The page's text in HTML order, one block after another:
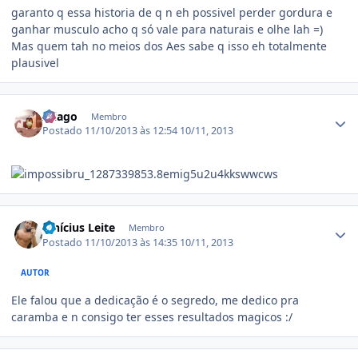
garanto q essa historia de q n eh possivel perder gordura e
ganhar musculo acho q só vale para naturais e olhe lah =)
Mas quem tah no meios dos Aes sabe q isso eh totalmente
plausivel
Aliago Membro
Postado 11/10/2013 às 12:54 10/11, 2013
Vinícius Leite Membro
Postado 11/10/2013 às 14:35 10/11, 2013
AUTOR
Ele falou que a dedicação é o segredo, me dedico pra
caramba e n consigo ter esses resultados magicos :/